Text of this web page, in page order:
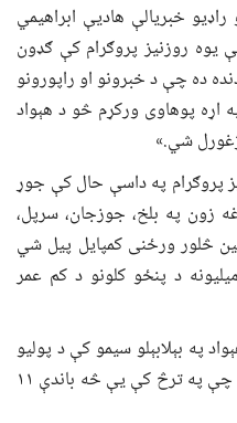
خبریالې هادیې ابراهیمي
روزنیز پروګرام کې ګډون
ده چې د خبرونو او راپورونو
اړه پوهاوی ورکړم څو د هېواد
شي.»
پروګرام په داسې حال کې جوړ
په بلخ، جوزجان، سرپل،
څلور ورځنی کمپایل پیل شي
چې په ترڅ کې به یې نږدې ۱.۵ میلیونه د پنځو کلونو د کم عمر
په بېلابېلو سیمو کې د پولیو
واکسین سرتاسري کمپاین ترسره شو چې په ترڅ کې یې څه باندې ۱۱